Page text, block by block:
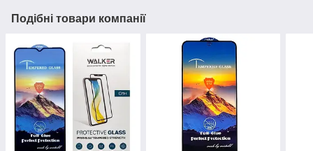
Подібні товари компанії